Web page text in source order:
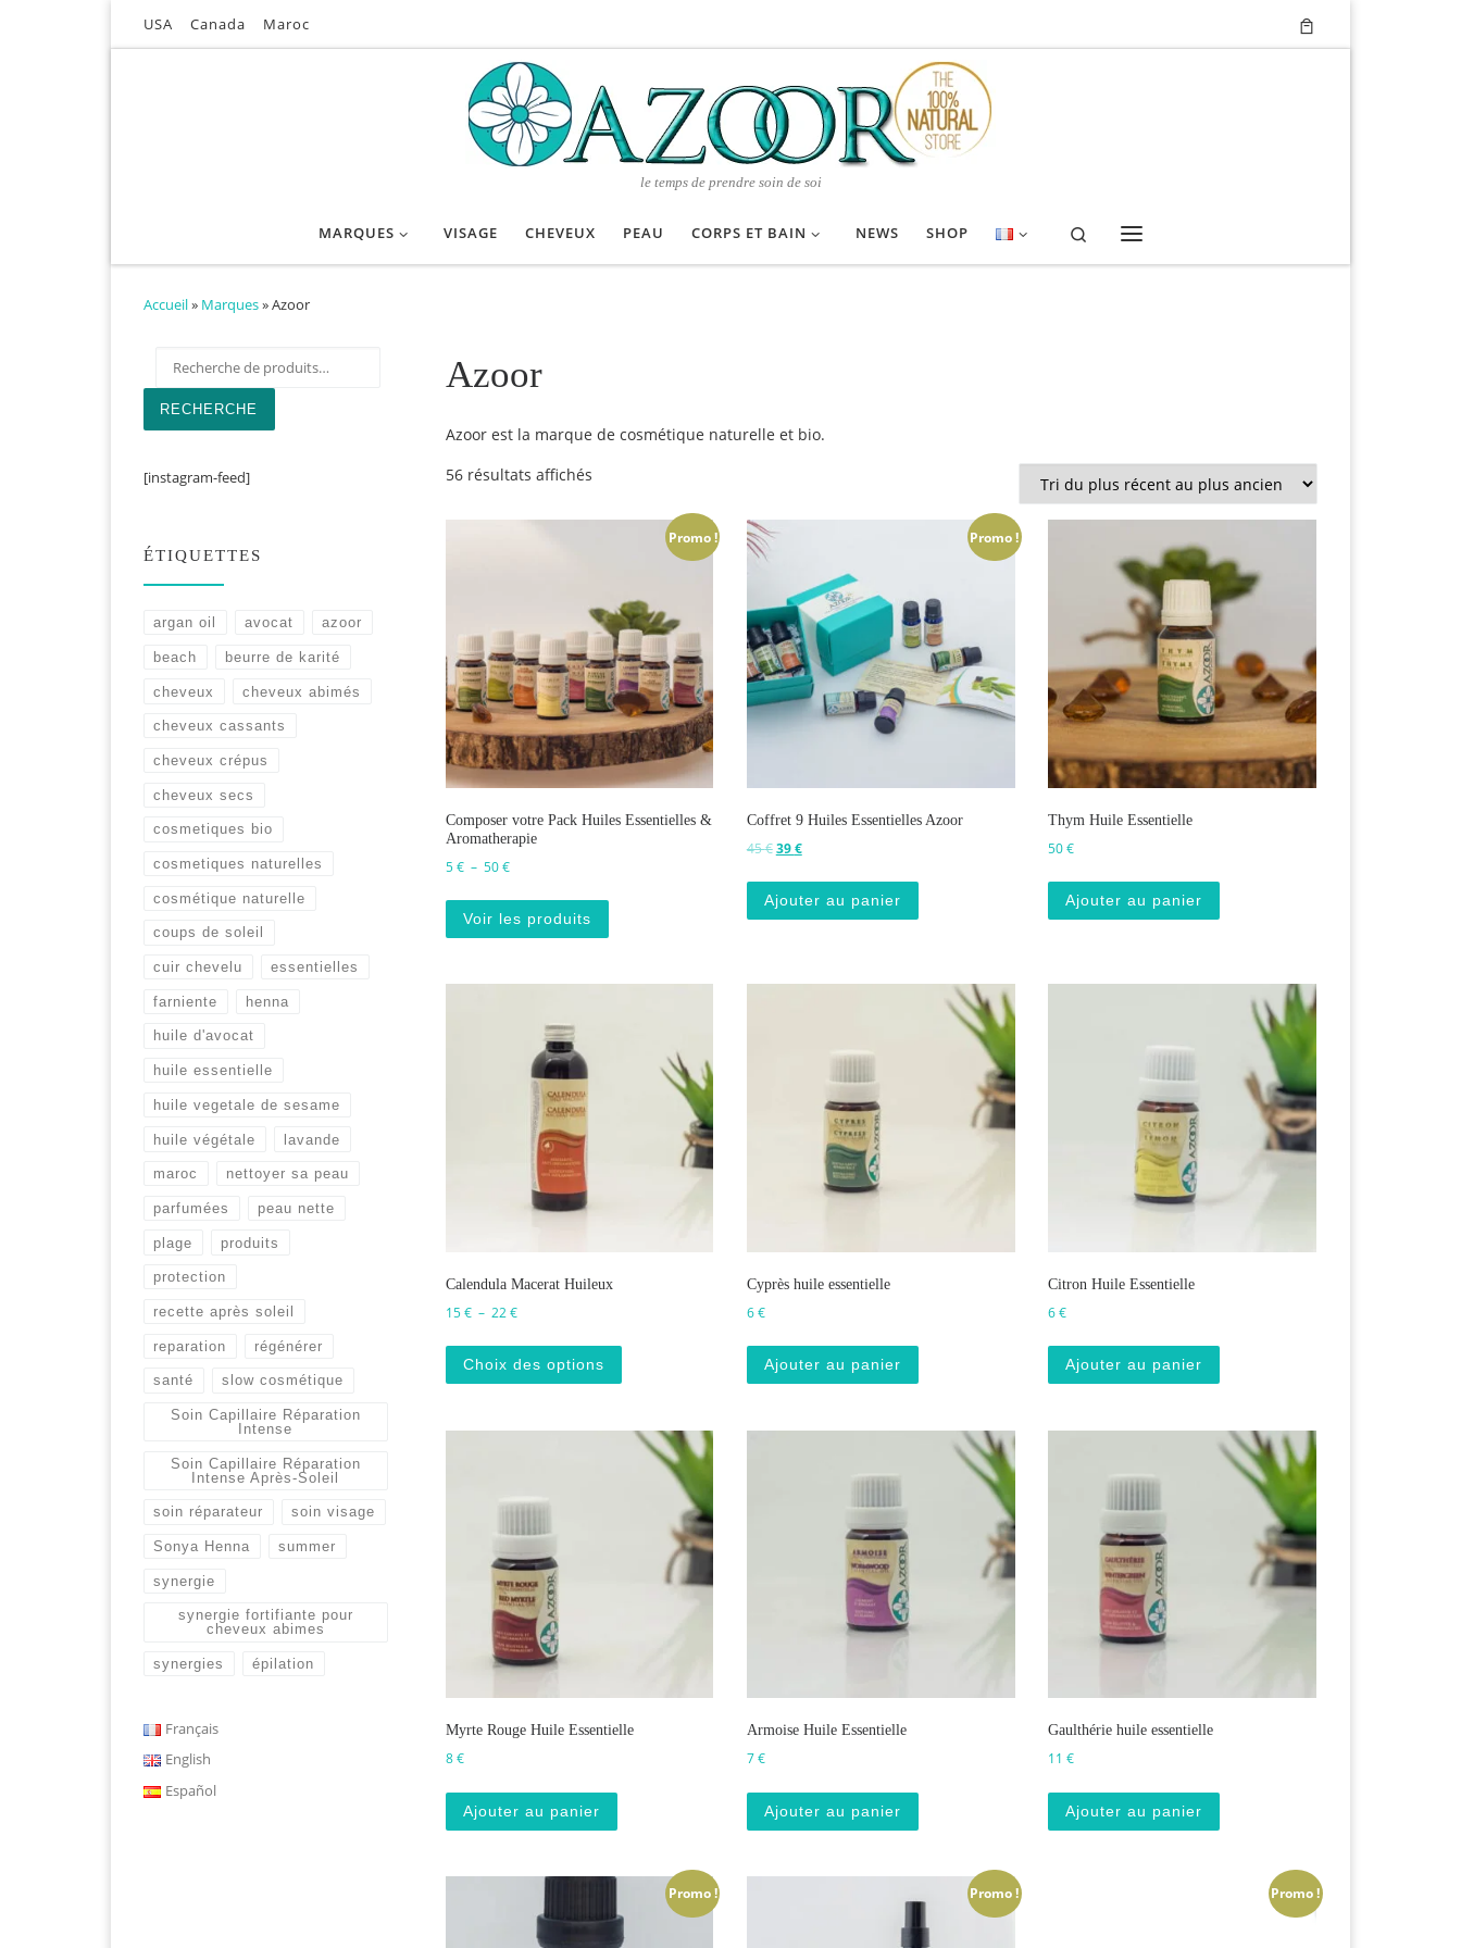
Passer au contenu
USA Canada Maroc
le temps de prendre soin de soi
MARQUES VISAGE CHEVEUX PEAU CORPS ET BAIN NEWS SHOP
Search
Accueil» Marques»Azoor
Azoor
Azoor est la marque de cosmétique naturelle et bio.
56 résultats affichésTrié du plus récent au plus ancien
Promo !
Composer votre Pack Huiles Essentielles &
Aromatherapie
5€ – 50€Plage de prix : 5 € à 50 €
Voir les produits
Promo !
Coffret 9 Huiles Essentielles Azoor
45€Le prix initial était : 45 €.
39€Le prix actuel est : 39 €.
Ajouter au panier
Thym Huile Essentielle
50€
Ajouter au panier
Calendula Macerat Huileux
15€ – 22€Plage de prix : 15 € à 22 €
Choix des options
Ce produit a plusieurs variations. Les options peuvent être choisies sur la page du produit
Cyprès huile essentielle
6€
Ajouter au panier
Citron Huile Essentielle
6€
Ajouter au panier
Myrte Rouge Huile Essentielle
8€
Ajouter au panier
Armoise Huile Essentielle
7€
Ajouter au panier
Gaulthérie huile essentielle
11 €
Ajouter au panier
Promo ! Promo ! Promo !
RECHERCHE
[instagram-feed]
ÉTIQUETTES
argan oil avocat azoor
beach beurre de karité
cheveux cheveux abimés
cheveux cassants
cheveux crépus
cheveux secs
cosmetiques bio
cosmetiques naturelles
cosmétique naturelle
coups de soleil
cuir chevelu essentielles
farniente henna
huile d'avocat
huile essentielle
huile vegetale de sesame
huile végétale lavande
maroc nettoyer sa peau
parfumées peau nette
plage produits
protection
recette après soleil
reparation régénérer
santé slow cosmétique
Soin Capillaire Réparation
Intense
Soin Capillaire Réparation
Intense Après-Soleil
soin réparateur soin visage
Sonya Henna summer
synergie
synergie fortifiante pour
cheveux abimes
synergies épilation
Français
English
Español